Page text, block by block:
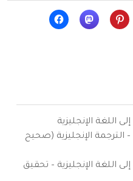
اللغة الإنجليزية
الترجمة الإنجليزية (صحيح
اللغة الإنجليزية – تحقيق